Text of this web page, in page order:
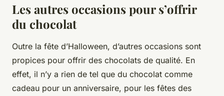
Les autres occasions pour s’offrir
du chocolat
Outre la fête d’Halloween, d’autres occasions sont
propices pour offrir des chocolats de qualité. En
effet, il n’y a rien de tel que du chocolat comme
cadeau pour un anniversaire, pour les fêtes des